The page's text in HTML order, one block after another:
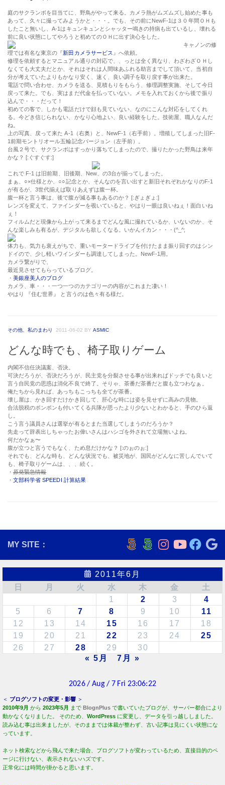
庭のサクランボを目当てに、野鳥がやって来る。カメラ熱がムズムズし始めた事も
あって、久々に撮ってみようかと・・・。でも、その前にNewF-1は３０年間ＯＨも
したこと無いし、A-1はキュンキュンとシャッター鳴きの持病も出ているし、壊れる
前に良い状態にしてやろうと初めてのＯＨに出す決心をした。
キャノンの修
理では有名な東京の『新田カメラサービス 』へ依頼。
修理を依頼するとマニュアル通りの対応で、、っとは全く異なり、わざわざＯＨし
なくても大丈夫だとか、それはそれは人間味あふれる助言までして頂いて、当初自
分が考えていたよりもかなり安く、速く、良い調子を取り戻す事が出来た。
電話で問い合わせ、カメラを送る、見積もりをもらう、修理調整実施、そして今日
戻って来た。でも、実はまだ代金を払っていない。メモを入れておくから後で振り
込んで・・・だって！
初めての客で、しかも電話だけで顔も見ていない、なのにこんな対応をしてくれ
る。今どき信じられない、かなり心地よい、良い経験をした。技術屋、職人なんだ
ね。
上の写真、戻って来た A-1（右奥）と、NewF-1（右手前）。増殖してしまった旧F-
1前期モントリオール五輪記念バージョン（左手前）。
台風２号で、サクランボはすっかり落ちてしまったので、撮りたかった野鳥は来年
かな？ [:ぐすぐす:]
これで F-1 は旧前期、旧後期、New、の3台が揃ってしまった。
まぁ、○×仕様とか、○○記念とか、そんなのを言い出すと新旧それぞれかなりのF-1
が有るが、3世代揃えば取りあえずは腹一杯。
腹一杯と言う事は、後で腹が減る事もあるのか？ [:ぎょぎょ:]
レンズを変えて、ファインダーを覗いていると、やはり一眼は良いねぇ！面白いね
ぇ！
フィルムだと現像から上がって来るまでどんな風に撮れているか、いないのか、そ
んな楽しみも有るが、デジタルも欲しくなる。いかんイカン・・・(^_^;
体力も、気力も衰えがちで、重いモータードライブを付けたまま振り回すのはシン
ドイので、少し軽いワインダーも調達してしまった。NewF-1用。
カメラ繋がりで、
最近見させてもらっているブログ。
・美銀座美人のブログ
カメラ、車・・・一つ一つのカテゴリーの内容がこれまた凄い！
やはり 『住む世界』 と言うのは色々有る様だ。
その他、私のまわり 2011-06-02 BY ASMIC
どんな時でも、椅子取りゲーム
内閣不信任決議案、否決。
可決だろうが、否決だろうが、民主党を分裂させる事が出来ればドッチでも良いと
言う自民党の思惑は消化不良で終了。そりゃ、茶番だ茶番だと腹も立つわなぁ。
俺たちから見れば、あっちもこっちも全てが茶番。
壊し屋は、かき回すだけかき回して、肝心な時には姿を見せずに高みの見物。
合法脱税のボンボンも付いてくる兵隊が思ったより少ないとわかると、手のひら返
し。
こう言う議員さんは選挙が有るとまた当選してしまうのだろうか？
先走って辞表出しちゃったお偉いさんはハシゴを外されて立場無いよね。
何だかなぁ〜
腹が立つと言うでもなく、ため息だけかな？ [:のぉのぉ:]
それでも、どんな時も、どんな状況でも、被災地が、国民がどんなに苦しんでいて
も、椅子取りゲームは、、、続く。
・原発緊急情報
・文部科学省 SPEEDI 計算結果
MY SITE：
2011年6月
日
月 火 水 木 金
土
1
2 3
4
5
6 7 8 9 10
11
12
13 14 15 16 17
18
19
20 21 22 23 24
25
26
27 28 29
30
« 5月
7月 »
＜ ブログソフトの変更・影響 ＞
2010年9月 から 2023年5月 まで BlognPlus で書いていたブログが、サーバー都合により
動かなくなりました。 そのため、 WordPress に変更し、データを引っ越ししました。
読み込む事は出来ましたが、そのままでは体裁が整わず、古い記事は見にくい状態にな
っています。
ネット検索などから飛んで来た場合、ブログソフトが変わっているため、直接目的のペ
ージに行けない、表示されないハズです。
正常化には時間が掛かると思います。